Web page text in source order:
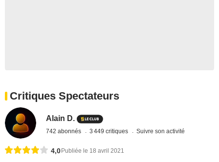
Critiques Spectateurs
Alain D.
742 abonnés 3 449 critiques Suivre son activité
4,0 Publiée le 18 avril 2021